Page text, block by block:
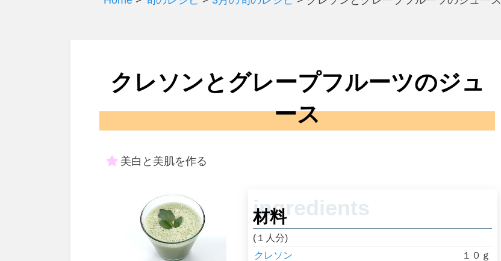
クレソンとグレープフルーツのジュ
ース
美白と美肌を作る
材料
(１人分)
クレソン
１０ｇ